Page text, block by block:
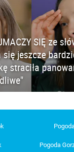
SIĘ ze
jeszcze
straciła
Pogoda